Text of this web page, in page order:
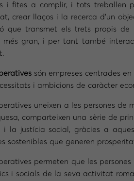
i fites a complir, i tots treballen
crear llaços i la recerca d’un
que transmet els trets propis de
més gran, i per tant també
són empreses centrades
i ambicions de caràcter
uneixen a les persones
comparteixen una sèrie de
i la justícia social, gràcies a
sostenibles que generen
permeten que les
i socials de la seva activitat